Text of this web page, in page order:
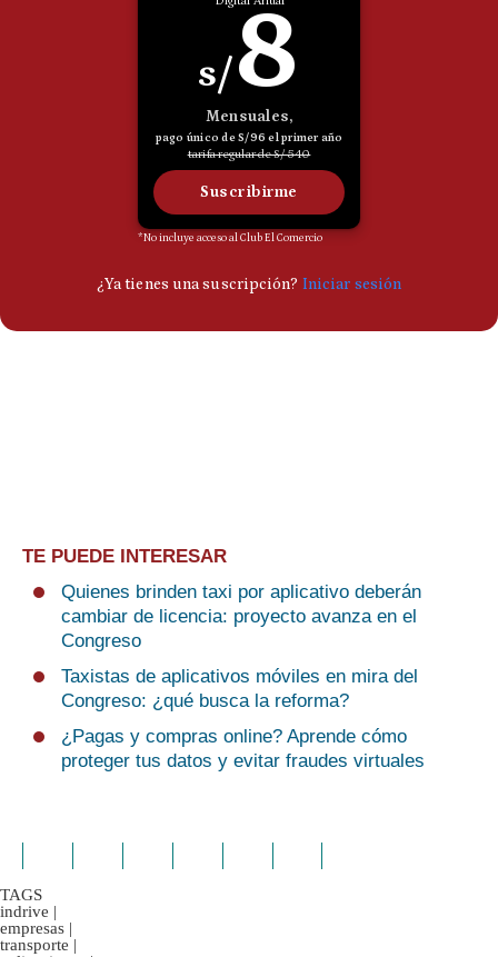
TE PUEDE INTERESAR
Quienes brinden taxi por aplicativo deberán
cambiar de licencia: proyecto avanza en el
Congreso
Taxistas de aplicativos móviles en mira del
Congreso: ¿qué busca la reforma?
¿Pagas y compras online? Aprende cómo
proteger tus datos y evitar fraudes virtuales
TAGS
indrive |
empresas |
transporte |